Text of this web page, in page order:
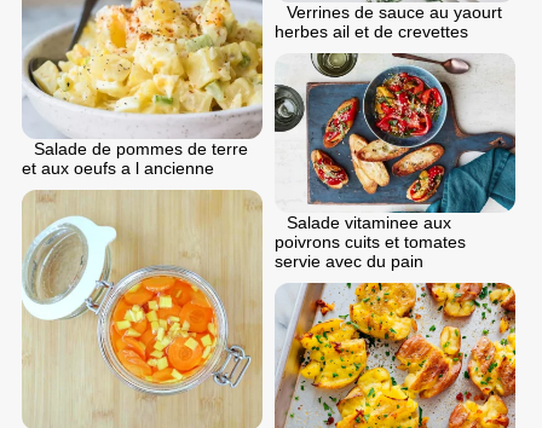
Verrines de sauce au yaourt
herbes ail et de crevettes
Salade de pommes de terre
et aux oeufs a l ancienne
Salade vitaminee aux
poivrons cuits et tomates
servie avec du pain